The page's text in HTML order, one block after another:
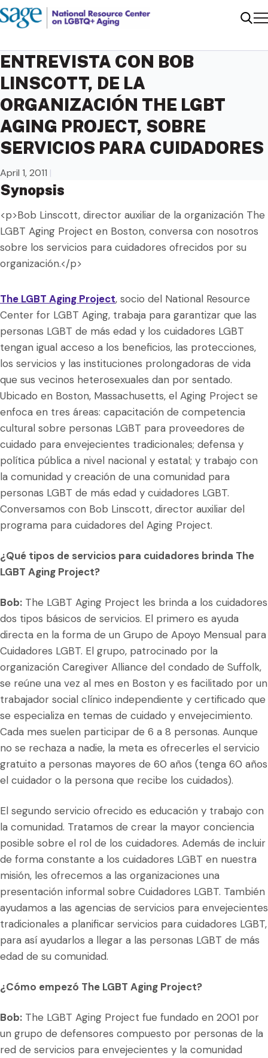
ENTREVISTA CON BOB
LINSCOTT, DE LA
ORGANIZACIÓN THE LGBT
AGING PROJECT, SOBRE
SERVICIOS PARA CUIDADORES
April 1, 2011 |
Synopsis
<p>Bob Linscott, director auxiliar de la organización The
LGBT Aging Project en Boston, conversa con nosotros
sobre los servicios para cuidadores ofrecidos por su
organización.</p>
The LGBT Aging Project, socio del National Resource
Center for LGBT Aging, trabaja para garantizar que las
personas LGBT de más edad y los cuidadores LGBT
tengan igual acceso a los beneficios, las protecciones,
los servicios y las instituciones prolongadoras de vida
que sus vecinos heterosexuales dan por sentado.
Ubicado en Boston, Massachusetts, el Aging Project se
enfoca en tres áreas: capacitación de competencia
cultural sobre personas LGBT para proveedores de
cuidado para envejecientes tradicionales; defensa y
política pública a nivel nacional y estatal; y trabajo con
la comunidad y creación de una comunidad para
personas LGBT de más edad y cuidadores LGBT.
Conversamos con Bob Linscott, director auxiliar del
programa para cuidadores del Aging Project.
¿Qué tipos de servicios para cuidadores brinda The
LGBT Aging Project?
Bob: The LGBT Aging Project les brinda a los cuidadores
dos tipos básicos de servicios. El primero es ayuda
directa en la forma de un Grupo de Apoyo Mensual para
Cuidadores LGBT. El grupo, patrocinado por la
organización Caregiver Alliance del condado de Suffolk,
se reúne una vez al mes en Boston y es facilitado por un
trabajador social clínico independiente y certificado que
se especializa en temas de cuidado y envejecimiento.
Cada mes suelen participar de 6 a 8 personas. Aunque
no se rechaza a nadie, la meta es ofrecerles el servicio
gratuito a personas mayores de 60 años (tenga 60 años
el cuidador o la persona que recibe los cuidados).
El segundo servicio ofrecido es educación y trabajo con
la comunidad. Tratamos de crear la mayor conciencia
posible sobre el rol de los cuidadores. Además de incluir
de forma constante a los cuidadores LGBT en nuestra
misión, les ofrecemos a las organizaciones una
presentación informal sobre Cuidadores LGBT. También
ayudamos a las agencias de servicios para envejecientes
tradicionales a planificar servicios para cuidadores LGBT,
para así ayudarlos a llegar a las personas LGBT de más
edad de su comunidad.
¿Cómo empezó The LGBT Aging Project?
Bob: The LGBT Aging Project fue fundado en 2001 por
un grupo de defensores compuesto por personas de la
red de servicios para envejecientes y la comunidad